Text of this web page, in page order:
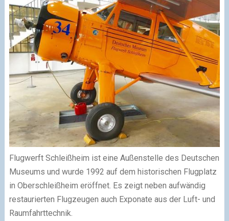
Flugwerft Schleißheim ist eine Außenstelle des Deutschen
Museums und wurde 1992 auf dem historischen Flugplatz
in Oberschleißheim eröffnet. Es zeigt neben aufwändig
restaurierten Flugzeugen auch Exponate aus der Luft- und
Raumfahrttechnik.